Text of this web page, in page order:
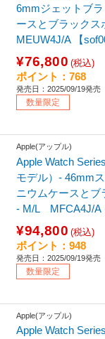
6mmジェットブ
ースとブラック
MEUW4J/A 【
¥76,800 (税込)
ポイント：768
発売日：2025/09/19発売
数量限定
Apple(アップル)
Apple Watch
モデル）- 46mm
ニウムケースとブ
- M/L MFCA4J/A
¥94,800 (税込)
ポイント：948
発売日：2025/09/19発売
数量限定
Apple(アップル)
Apple Watch